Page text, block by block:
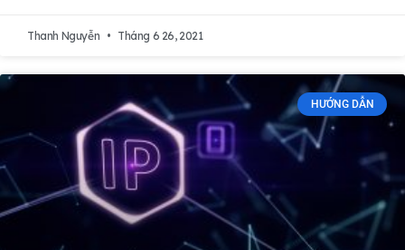
Thanh Nguyễn Tháng 6 26, 2021
HƯỚNG DẪN